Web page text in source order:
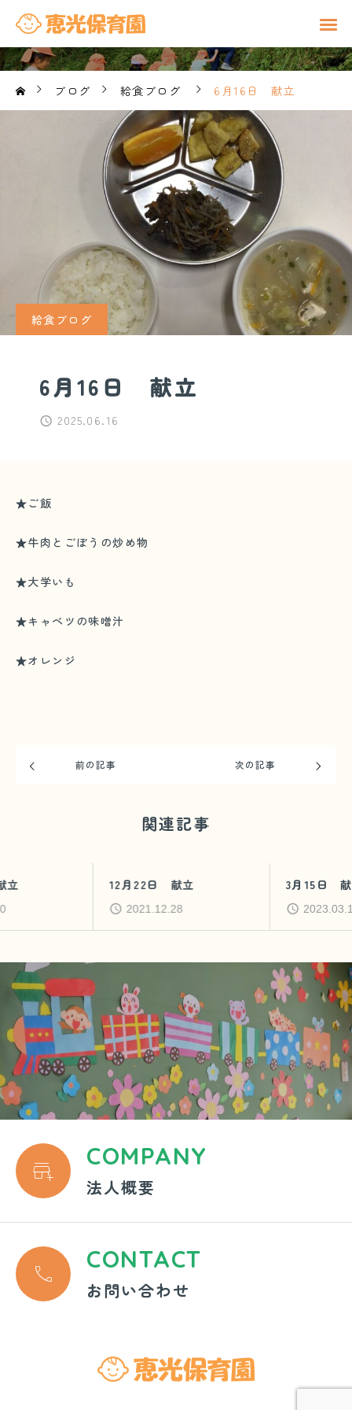
ブログ 給食ブログ 6月16日 献立
給食ブログ
6月16日 献立
2025.06.16
★ご飯
★牛肉とごぼうの炒め物
★大学いも
★キャベツの味噌汁
★オレンジ
前の記事 次の記事
関連記事
12月22日 献立 3月15日 献立
 COMPANY
法人概要
 CONTACT
お問い合わせ